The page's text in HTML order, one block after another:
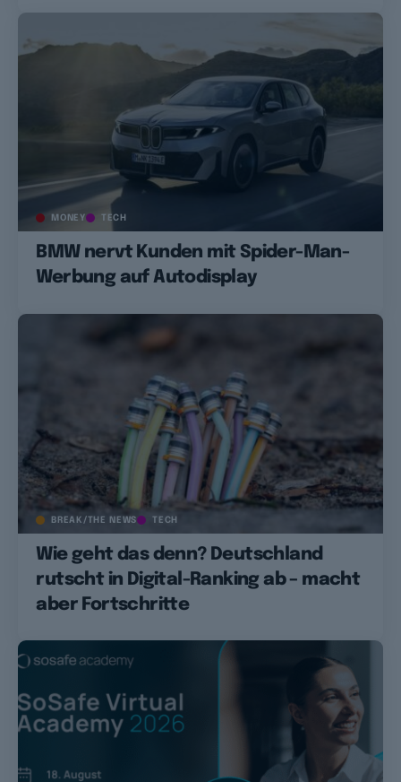
MONEY TECH
BMW nervt Kunden mit Spider-Man-
Werbung auf Autodisplay
BREAK/THE NEWS TECH
Wie geht das denn? Deutschland
rutscht in Digital-Ranking ab – macht
aber Fortschritte